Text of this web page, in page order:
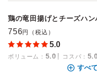
鶏の竜田揚げとチーズハ
756円（税込）
5.0
ボリューム ： 5.0 コスパ ： 5.0
すべ